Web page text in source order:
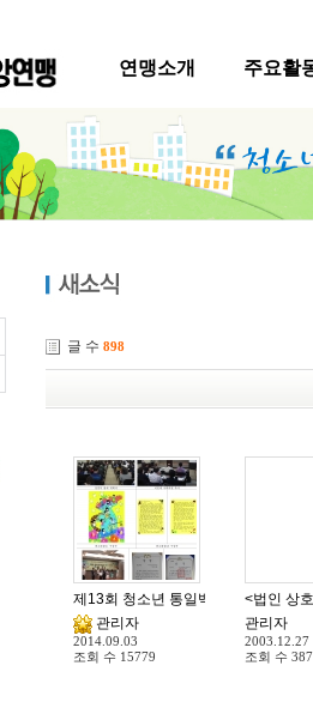
연맹소개 주요활
글 수 898
제13회 청소년 통일백일장 전국대회
관리자
2014.09.03
조회 수 15779
관리자
2003.12.27
조회 수